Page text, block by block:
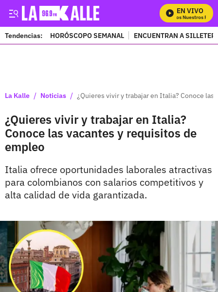
EN VIVO
Mira Todos Nuestros
Tendencias: HORÓSCOPO SEMANAL ENCUENTRAN A
La Kalle / Noticias / ¿Quieres vivir y trabajar en Italia? Conoce
¿Quieres vivir y trabajar en Italia?
Conoce las vacantes y requisitos de
empleo
Italia ofrece oportunidades laborales atractivas
para colombianos con salarios competitivos y
alta calidad de vida garantizada.